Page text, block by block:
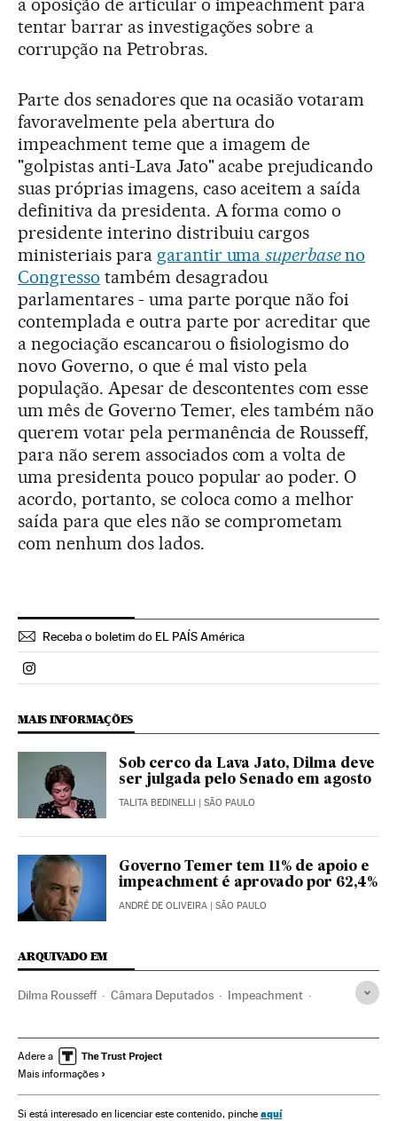
a oposição de articular o impeachment para
tentar barrar as investigações sobre a
corrupção na Petrobras.
Parte dos senadores que na ocasião votaram
favoravelmente pela abertura do
impeachment teme que a imagem de
"golpistas anti-Lava Jato" acabe prejudicando
suas próprias imagens, caso aceitem a saída
definitiva da presidenta. A forma como o
presidente interino distribuiu cargos
ministeriais para garantir umasuperbaseno
Congresso também desagradou
parlamentares - uma parte porque não foi
contemplada e outra parte por acreditar que
a negociação escancarou o fisiologismo do
novo Governo, o que é mal visto pela
população. Apesar de descontentes com esse
um mês de Governo Temer, eles também não
querem votar pela permanência de Rousseff,
para não serem associados com a volta de
uma presidenta pouco popular ao poder. O
acordo, portanto, se coloca como a melhor
saída para que eles não se comprometam
com nenhum dos lados.
Receba o boletim do EL PAÍS América
Politica El País Brasil en Instagram
MAIS INFORMAÇÕES
Sob cerco da Lava Jato, Dilma deve
ser julgada pelo Senado em agosto
TALITA BEDINELLI | SÃO PAULO
Governo Temer tem 11% de apoio e
impeachment é aprovado por 62,4%
ANDRÉ DE OLIVEIRA | SÃO PAULO
ARQUIVADO EM
Dilma Rousseff Câmara Deputados Impeachment
Congresso Nacional Presidência Brasil
Atividade legislativa
Conflitos políticos Parlamento América do Sul
Adere a
Mais informações
Si está interesado en licenciar este contenido, pinche aquí